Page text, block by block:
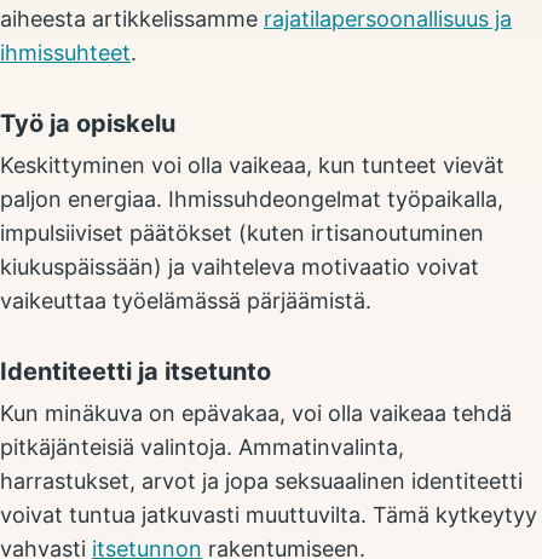
aiheesta artikkelissamme rajatilapersoonallisuus ja
ihmissuhteet.
Työ ja opiskelu
Keskittyminen voi olla vaikeaa, kun tunteet vievät
paljon energiaa. Ihmissuhdeongelmat työpaikalla,
impulsiiviset päätökset (kuten irtisanoutuminen
kiukuspäissään) ja vaihteleva motivaatio voivat
vaikeuttaa työelämässä pärjäämistä.
Identiteetti ja itsetunto
Kun minäkuva on epävakaa, voi olla vaikeaa tehdä
pitkäjänteisiä valintoja. Ammatinvalinta,
harrastukset, arvot ja jopa seksuaalinen identiteetti
voivat tuntua jatkuvasti muuttuvilta. Tämä kytkeytyy
vahvasti itsetunnon rakentumiseen.